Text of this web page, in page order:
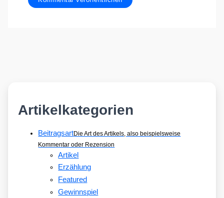
Artikelkategorien
BeitragsartDie Art des Artikels, also beispielsweise
Kommentar oder Rezension
Artikel
Erzählung
Featured
Gewinnspiel